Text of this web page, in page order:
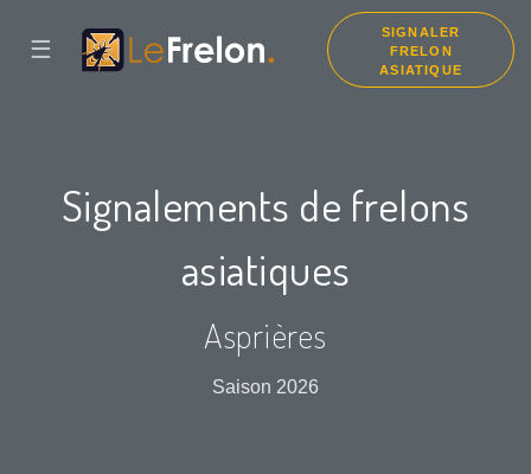
☰
SIGNALER
FRELON
ASIATIQUE
Signalements de frelons
asiatiques
Asprières
Saison 2026